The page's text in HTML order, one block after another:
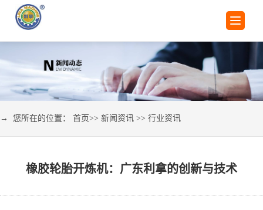
→ 您所在的位置： 首页>> 新闻资讯 >> 行业资讯
橡胶轮胎开炼机：广东利拿的创新与技术